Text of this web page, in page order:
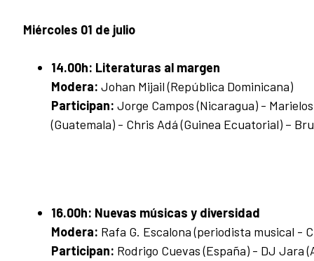
Miércoles 01 de julio
14.00h: Literaturas al margen
Modera: Johan Mijail (República Dominicana)
Participan: Jorge Campos (Nicaragua) -
(Guatemala) - Chris Adá (Guinea Ecuatorial) –
16.00h: Nuevas músicas y diversidad
Modera: Rafa G. Escalona (periodista musical -
Participan: Rodrigo Cuevas (España) - DJ Jara